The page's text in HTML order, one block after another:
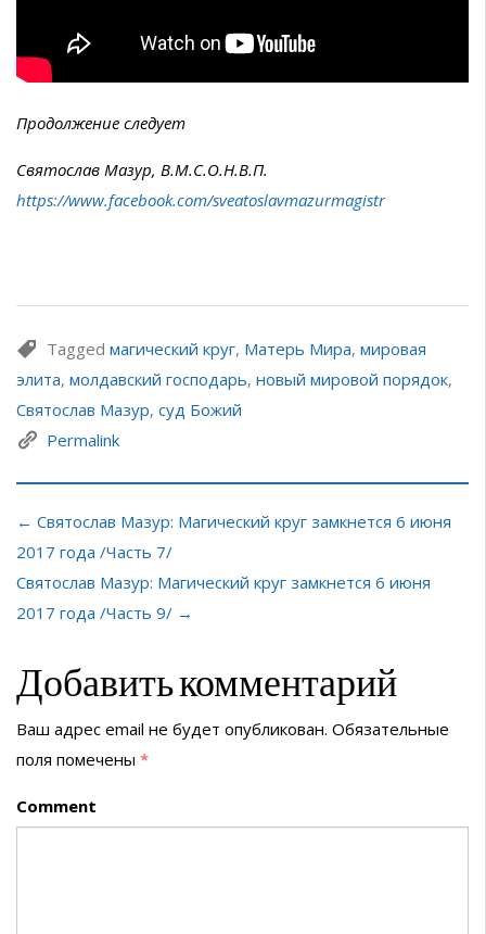
Продолжение следует
Святослав Мазур, В.М.С.О.Н.В.П.
https://www.facebook.com/sveatoslavmazurmagistr
Tagged магический круг, Матерь Мира, мировая
элита, молдавский господарь, новый мировой порядок,
Святослав Мазур, суд Божий
Permalink
← Святослав Мазур: Магический круг замкнется 6 июня
2017 года /Часть 7/
Святослав Мазур: Магический круг замкнется 6 июня
2017 года /Часть 9/ →
Добавить комментарий
Ваш адрес email не будет опубликован. Обязательные
поля помечены *
Comment